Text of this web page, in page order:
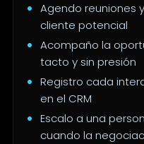
Agendo reuniones
cliente potencial
Acompaño la
tacto y sin presión
Registro cada
en el CRM
Escalo a una
cuando la